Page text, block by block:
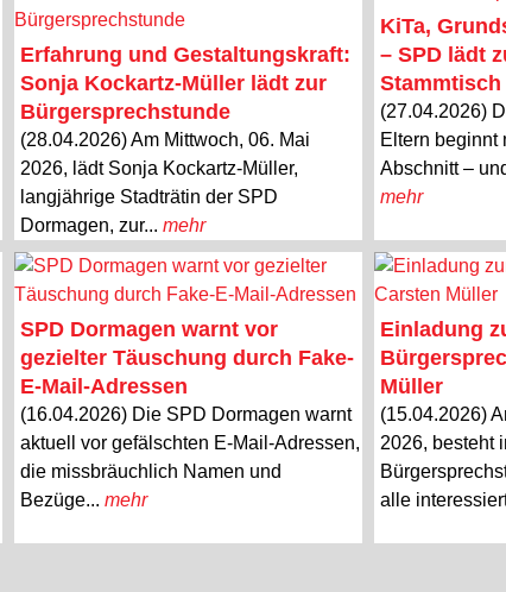
Erfahrung und Gestaltungskraft:
Sonja Kockartz-Müller lädt zur
Bürgersprechstunde
(28.04.2026) Am Mittwoch, 06. Mai
2026, lädt Sonja Kockartz-Müller,
langjährige Stadträtin der SPD
Dormagen, zur... mehr
KiTa,
– SPD lädt
Stammtisch
(27.04.2026)
Eltern beginnt
Abschnitt –
mehr
SPD Dormagen warnt vor
gezielter Täuschung durch Fake-
E-Mail-Adressen
(16.04.2026) Die SPD Dormagen warnt
aktuell vor gefälschten E-Mail-Adressen,
die missbräuchlich Namen und
Bezüge... mehr
Einladung
Müller
(15.04.2026)
2026, besteht
alle